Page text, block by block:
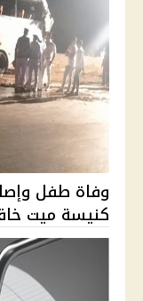
كنيسة ميت